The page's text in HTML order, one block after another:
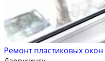
Ремонт пластиковых окон